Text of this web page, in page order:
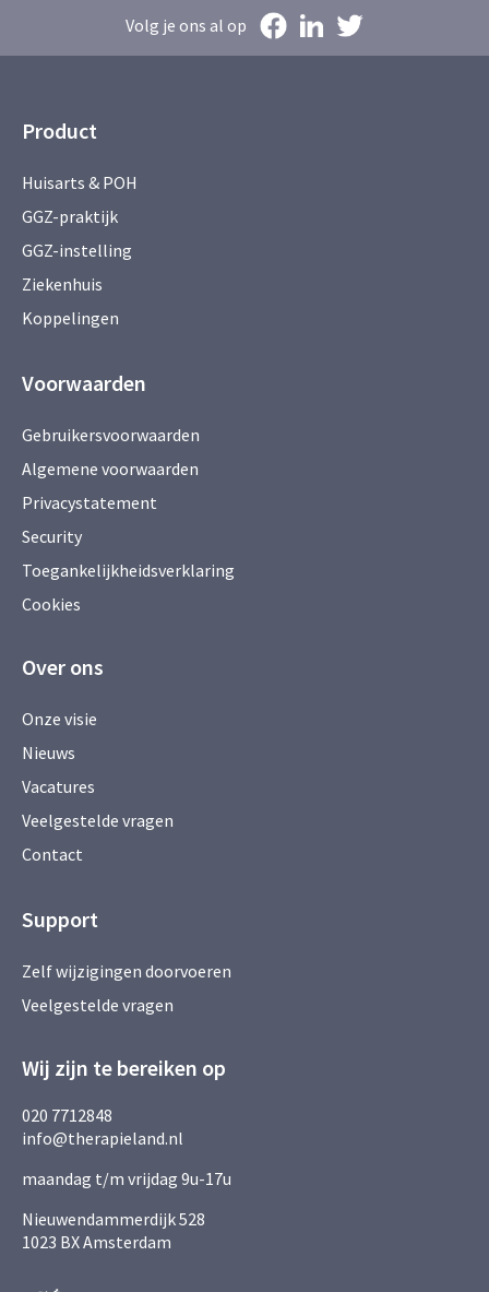
Volg je ons al op
Product
Huisarts & POH
GGZ-praktijk
GGZ-instelling
Ziekenhuis
Koppelingen
Voorwaarden
Gebruikersvoorwaarden
Algemene voorwaarden
Privacystatement
Security
Toegankelijkheidsverklaring
Cookies
Over ons
Onze visie
Nieuws
Vacatures
Veelgestelde vragen
Contact
Support
Zelf wijzigingen doorvoeren
Veelgestelde vragen
Wij zijn te bereiken op
020 7712848
info@therapieland.nl
maandag t/m vrijdag 9u-17u
Nieuwendammerdijk 528
1023 BX Amsterdam